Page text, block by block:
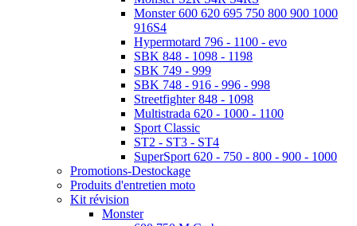
Monster 600 620 695 750 800 900 1000
916S4
Hypermotard 796 - 1100 - evo
SBK 848 - 1098 - 1198
SBK 749 - 999
SBK 748 - 916 - 996 - 998
Streetfighter 848 - 1098
Multistrada 620 - 1000 - 1100
Sport Classic
ST2 - ST3 - ST4
SuperSport 620 - 750 - 800 - 900 - 1000
Promotions-Destockage
Produits d'entretien moto
Kit révision
Monster